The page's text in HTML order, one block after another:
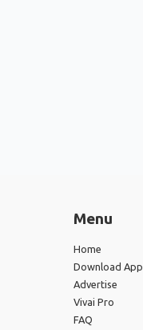
Menu
Home
Download App
Advertise
Vivai Pro
FAQ